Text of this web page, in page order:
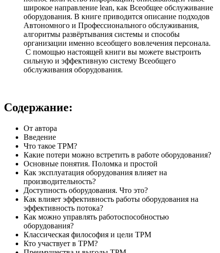
широкое направление lean, как Всеобщее обслуживание
оборудования. В книге приводится описание подходов
Автономного и Профессионального обслуживания,
алгоритмы развёртывания системы и способы
организации именно всеобщего вовлечения персонала.
С помощью настоящей книги вы можете выстроить
сильную и эффективную систему Всеобщего
обслуживания оборудования.
Содержание:
От автора
Введение
Что такое TPM?
Какие потери можно встретить в работе оборудования?
Основные понятия. Поломка и простой
Как эксплуатация оборудования влияет на
производительность?
Доступность оборудования. Что это?
Как влияет эффективность работы оборудования на
эффективность потока?
Как можно управлять работоспособностью
оборудования?
Классическая философия и цели TPM
Кто участвует в TPM?